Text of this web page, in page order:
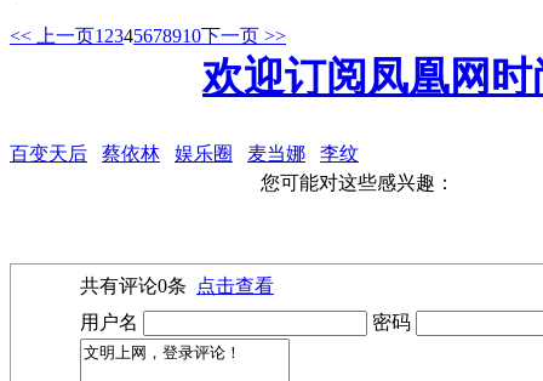
<< 上一页1 2345678910下一页 >>
欢迎订阅凤凰网
百变天后 蔡依林 娱乐圈 麦当娜
李纹
您可能对这些感兴趣：
共有评论0条
点击查看
用户名
密码